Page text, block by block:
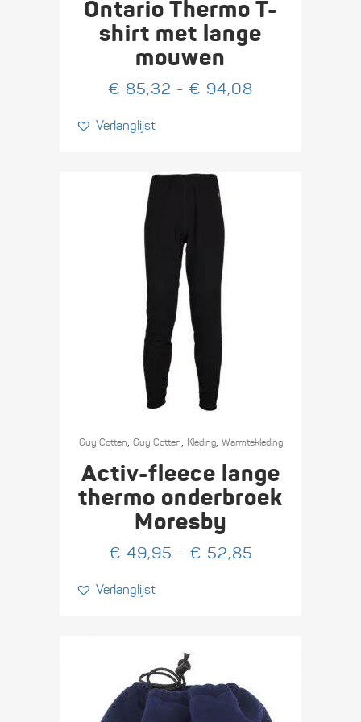
meerdere
variaties.
gekozen
Ontario Thermo T-
shirt met lange
mouwen
€ 85,32 - € 94,08
Verlanglijst
product
heeft
meerdere
variaties.
gekozen
productpagina
Guy Cotten, Guy Cotten, Kleding, Warmte­­kleding
Activ-fleece lange
thermo onderbroek
Moresby
€ 49,95 - € 52,85
Verlanglijst